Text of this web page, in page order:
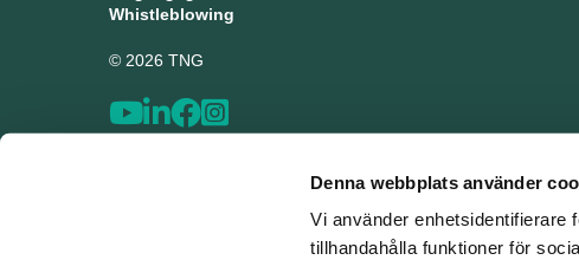
Denna webbplats använder
Vi använder enhetsidentifierare
tillhandahålla funktioner för
Whistleblowing
© 2026 TNG